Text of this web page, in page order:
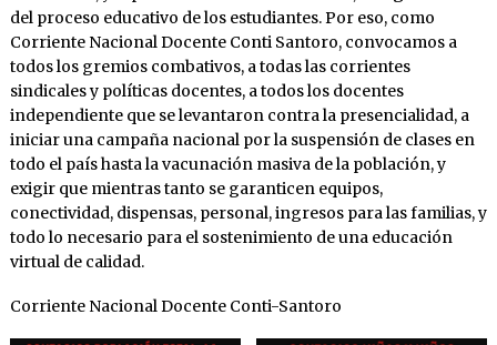
del proceso educativo de los estudiantes. Por eso, como
Corriente Nacional Docente Conti Santoro, convocamos a
todos los gremios combativos, a todas las corrientes
sindicales y políticas docentes, a todos los docentes
independiente que se levantaron contra la presencialidad, a
iniciar una campaña nacional por la suspensión de clases en
todo el país hasta la vacunación masiva de la población, y
exigir que mientras tanto se garanticen equipos,
conectividad, dispensas, personal, ingresos para las familias, y
todo lo necesario para el sostenimiento de una educación
virtual de calidad.
Corriente Nacional Docente Conti-Santoro